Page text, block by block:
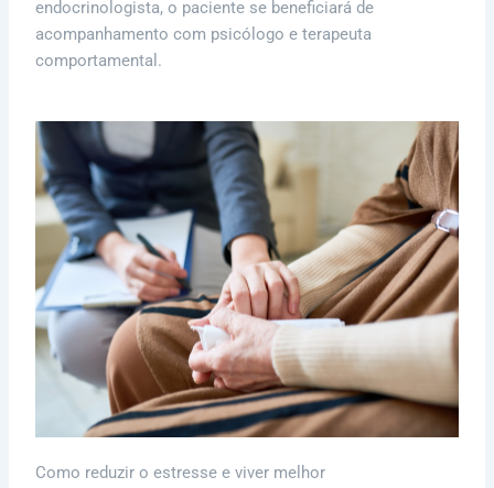
endocrinologista, o paciente se beneficiará de
acompanhamento com psicólogo e terapeuta
comportamental.
Como reduzir o estresse e viver melhor